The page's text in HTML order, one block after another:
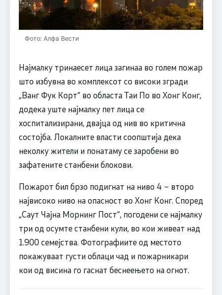
Фото: Алфа Вести
Најмалку тринаесет лица загинаа во голем пожар
што избувна во комплексот со високи згради
„Ванг Фук Корт“ во областа Таи По во Хонг Конг,
додека уште најмалку пет лица се
хоспитализирани, двајца од нив во критична
состојба. Локалните власти соопштија дека
неколку жители и понатаму се заробени во
зафатените станбени блокови.
Пожарот бил брзо подигнат на ниво 4 – второ
највисоко ниво на опасност во Хонг Конг. Според
„Саут Чајна Морнинг Пост“, погодени се најмалку
три од осумте станбени кули, во кои живеат над
1.900 семејства. Фотографиите од местото
покажуваат густи облаци чад и пожарникари
кои од висина го гаснат беснеењето на огнот.